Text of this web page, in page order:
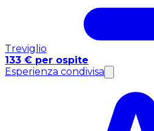
Treviglio
133 € per ospite
Esperienza condivisa